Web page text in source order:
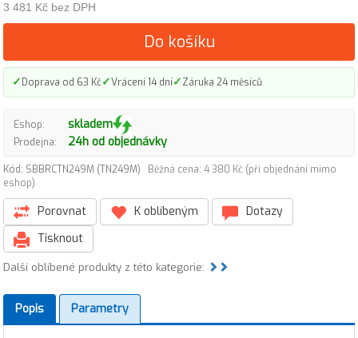
3 481 Kč bez DPH
Do košíku
✓Doprava od 63 Kč✓Vrácení 14 dní✓Záruka 24 měsíců
Eshop: skladem
Prodejna: 24h od objednávky
Kód: SBBRCTN249M (TN249M)
Běžná cena: 4 380 Kč (při objednání mimo
eshop)
Porovnat K oblíbeným
Dotazy
Tisknout
Další oblíbené produkty z této kategorie:
Popis Parametry